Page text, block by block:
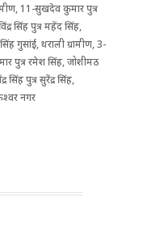
11-सुखदेव कुमार पुत्र
सिंह पुत्र महेंद सिंह,
गुसांई, थराली ग्रामीण, 3-
पुत्र रमेश सिंह, जोशीमठ
पुत्र सुरेंद्र सिंह,
नगर